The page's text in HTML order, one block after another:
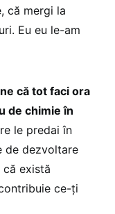
că mergi la
Eu eu le-am
că tot faci ora
de chimie în
le predai în
de dezvoltare
există
ce-ți